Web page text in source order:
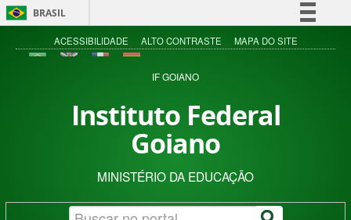
BRASIL
Simplifique!
Acesso à informação
ACESSIBILIDADE ALTO CONTRASTE MAPA DO SITE
IF GOIANO
Instituto Federal
Goiano
MINISTÉRIO DA EDUCAÇÃO